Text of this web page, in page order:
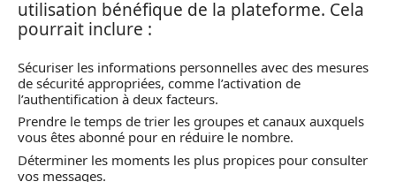
utilisation bénéfique de la plateforme. Cela
pourrait inclure :
Sécuriser les informations personnelles avec des mesures
de sécurité appropriées, comme l’activation de
l’authentification à deux facteurs.
Prendre le temps de trier les groupes et canaux auxquels
vous êtes abonné pour en réduire le nombre.
Déterminer les moments les plus propices pour consulter
vos messages.